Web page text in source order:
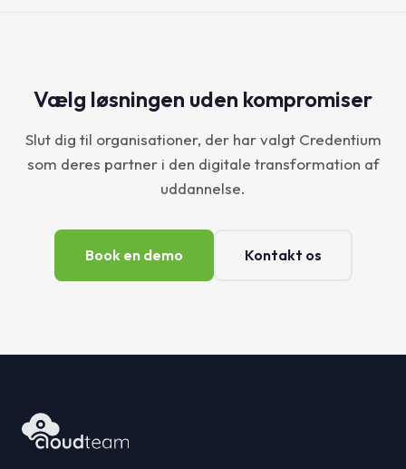
Vælg løsningen uden kompromiser
Slut dig til organisationer, der har valgt Credentium
som deres partner i den digitale transformation af
uddannelse.
Book en demo Kontakt os